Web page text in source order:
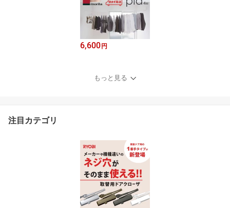
6,600円
もっと見る
注目カテゴリ